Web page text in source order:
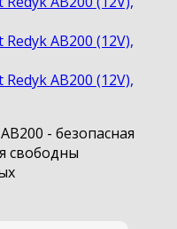
- безопасная
свободны